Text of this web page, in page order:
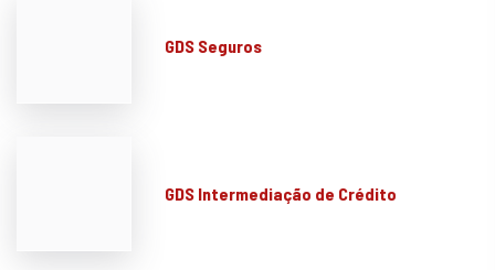
GDS Seguros
GDS Intermediação de Crédito